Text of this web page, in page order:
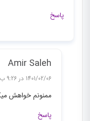
پاسخ
Amir Saleh
1401/02/06 در 9:26 ب.ظ
ممنونم خواهش
پاسخ